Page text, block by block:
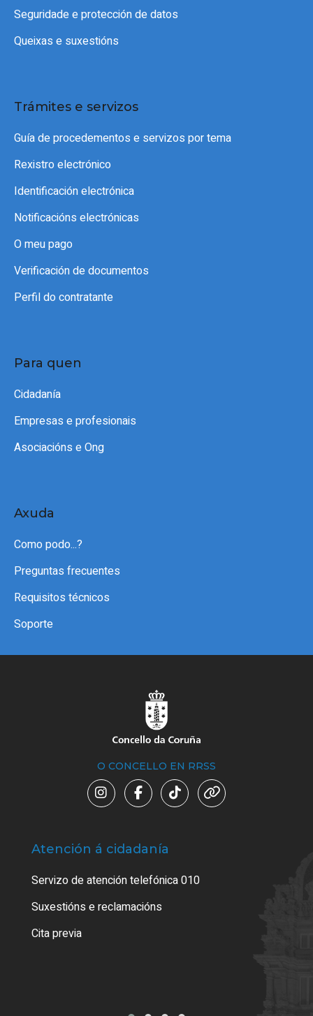
Seguridade e protección de datos
Queixas e suxestións
Trámites e servizos
Guía de procedementos e servizos por tema
Rexistro electrónico
Identificación electrónica
Notificacións electrónicas
O meu pago
Verificación de documentos
Perfil do contratante
Para quen
Cidadanía
Empresas e profesionais
Asociacións e Ong
Axuda
Como podo...?
Preguntas frecuentes
Requisitos técnicos
Soporte
O CONCELLO EN RRSS
Atención á cidadanía
Servizo de atención telefónica 010
Suxestións e reclamacións
Cita previa